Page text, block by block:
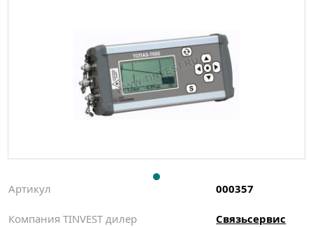
Артикул 000357
Компания TINVEST дилер Связьсервис